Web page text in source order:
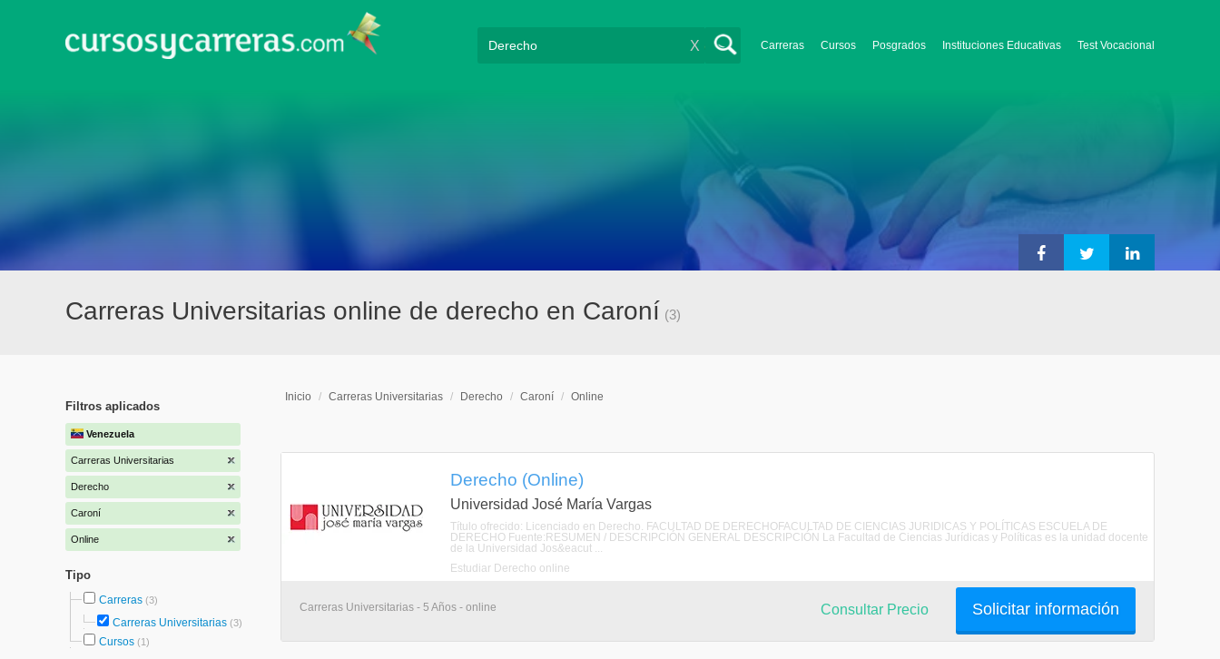
Carreras Cursos Posgrados Instituciones Educativas Test Vocacional
X
Carreras Universitarias online de derecho en Caroní (3)
Filtros aplicados
Venezuela
Carreras Universitarias
Derecho
Caroní
Online
Tipo
Carreras (3)
Carreras Universitarias (3)
Cursos (1)
Inicio / Carreras Universitarias / Derecho / Caroní / Online
Derecho (Online)
Universidad José María Vargas
Título ofrecido: Licenciado en Derecho. FACULTAD DE DERECHOFACULTAD DE CIENCIAS JURIDICAS Y POLÍTICAS ESCUELA DE
DERECHO Fuente:RESUMEN / DESCRIPCIÓN GENERAL DESCRIPCIÓN La Facultad de Ciencias Jurídicas y Políticas es la unidad docente
de la Universidad Jos&eacut ...
Estudiar Derecho online
Carreras Universitarias - 5 Años - online Solicitar información
Consultar Precio